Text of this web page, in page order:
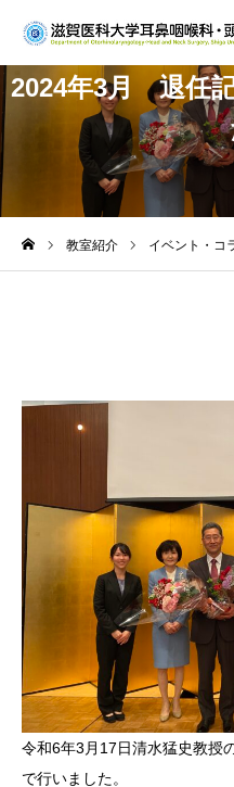
2024年3月 退任
教室紹介 イベント・コ
令和6年3月17日清水猛史教授
で行いました。
ホーム
教室紹介
診療案内
研究